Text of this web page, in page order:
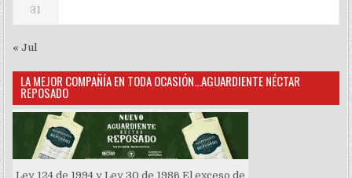
31
« Jul
LA MEJOR COMPAÑÍA EN TODA OCASIÓN…AGUARDIENTE NÉCTAR
REPOSADO
Ley 124 de 1994 y Ley 30 de 1986 El exceso de